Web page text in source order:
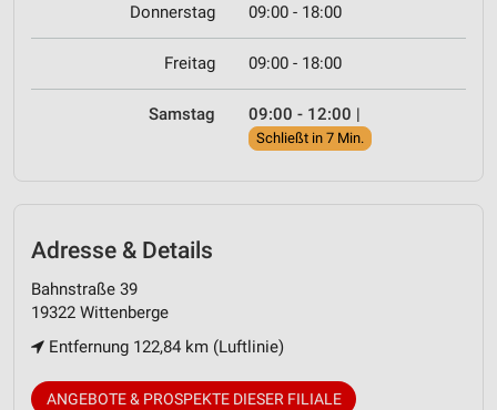
Donnerstag 09:00 - 18:00
Freitag 09:00 - 18:00
Samstag 09:00 - 12:00 |
Schließt in 7 Min.
Adresse & Details
Bahnstraße 39
19322 Wittenberge
Entfernung 122,84 km (Luftlinie)
ANGEBOTE & PROSPEKTE DIESER FILIALE